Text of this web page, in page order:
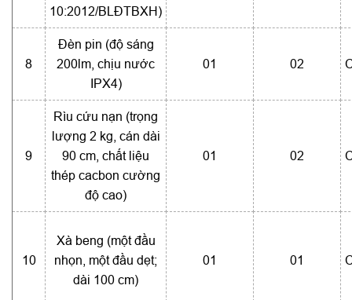
10:2012/BLĐTBXH)
8
Đèn pin (độ sáng
200lm, chịu nước
IPX4)
01 02
9
Rìu cứu nạn (trọng
lượng 2 kg, cán dài
90 cm, chất liệu
thép cacbon cường
độ cao)
01 02
10
Xà beng (một đầu
nhọn, một đầu dẹt;
dài 100 cm)
01 01